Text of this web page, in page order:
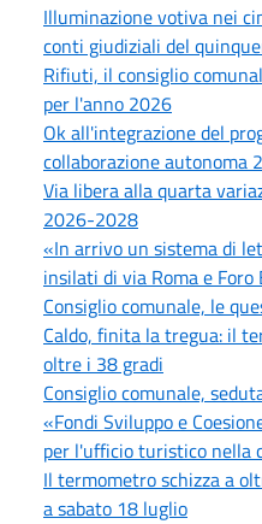
Illuminazione votiva nei
conti giudiziali del
Rifiuti, il consiglio
per l'anno 2026
Ok all'integrazione del
collaborazione autonoma
Via libera alla quarta
2026-2028
«In arrivo un sistema di
insilati di via Roma e Foro
Consiglio comunale, le
Caldo, finita la tregua: il
oltre i 38 gradi
Consiglio comunale,
«Fondi Sviluppo e
per l'ufficio turistico nella
Il termometro schizza a
a sabato 18 luglio